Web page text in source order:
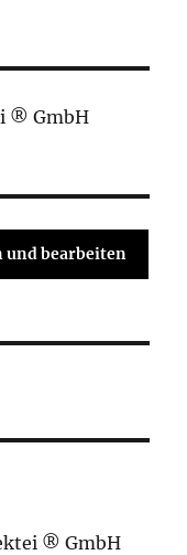
® GmbH
und bearbeiten
® GmbH